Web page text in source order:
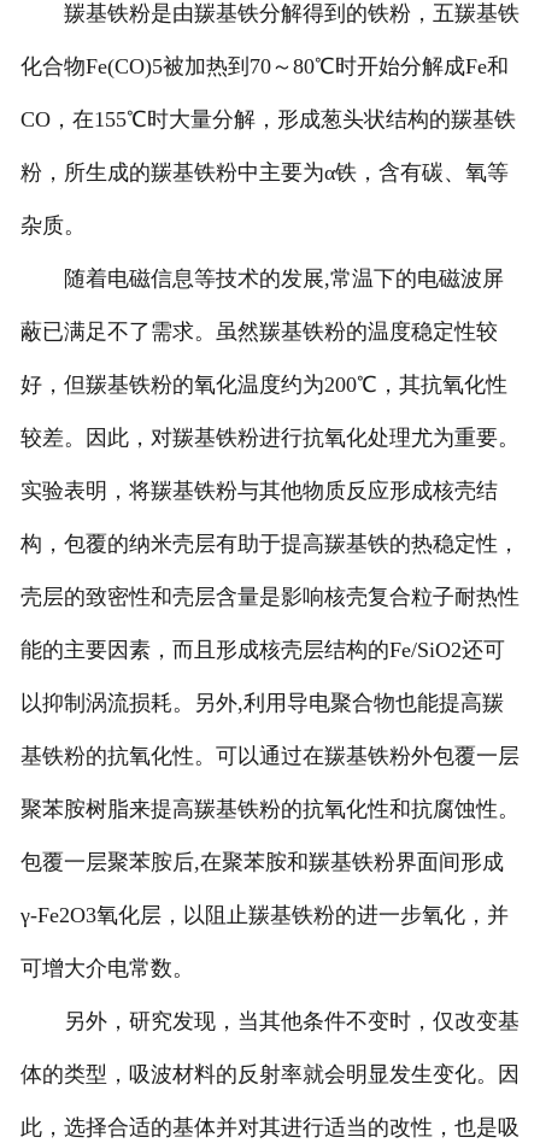
羰基铁粉是由羰基铁分解得到的铁粉，五羰基铁
化合物Fe(CO)5被加热到70～80℃时开始分解成Fe和
CO，在155℃时大量分解，形成葱头状结构的羰基铁
粉，所生成的羰基铁粉中主要为α铁，含有碳、氧等
杂质。
随着电磁信息等技术的发展,常温下的电磁波屏
蔽已满足不了需求。虽然羰基铁粉的温度稳定性较
好，但羰基铁粉的氧化温度约为200℃，其抗氧化性
较差。因此，对羰基铁粉进行抗氧化处理尤为重要。
实验表明，将羰基铁粉与其他物质反应形成核壳结
构，包覆的纳米壳层有助于提高羰基铁的热稳定性，
壳层的致密性和壳层含量是影响核壳复合粒子耐热性
能的主要因素，而且形成核壳层结构的Fe/SiO2还可
以抑制涡流损耗。另外,利用导电聚合物也能提高羰
基铁粉的抗氧化性。可以通过在羰基铁粉外包覆一层
聚苯胺树脂来提高羰基铁粉的抗氧化性和抗腐蚀性。
包覆一层聚苯胺后,在聚苯胺和羰基铁粉界面间形成
γ-Fe2O3氧化层，以阻止羰基铁粉的进一步氧化，并
可增大介电常数。
另外，研究发现，当其他条件不变时，仅改变基
体的类型，吸波材料的反射率就会明显发生变化。因
此，选择合适的基体并对其进行适当的改性，也是吸